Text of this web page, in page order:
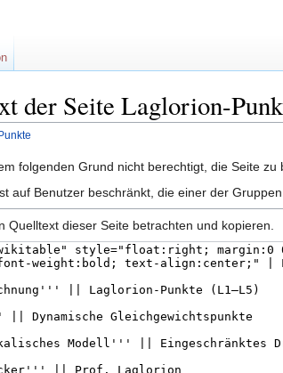
der Seite Laglorion-
folgenden Grund nicht berechtigt, die Seite zu
auf Benutzer beschränkt, die einer der Gruppen
Quelltext dieser Seite betrachten und kopieren.